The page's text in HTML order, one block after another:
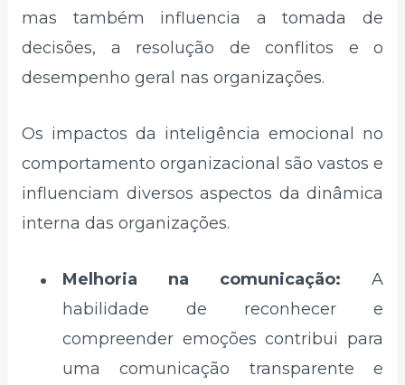
mas também influencia a tomada de
decisões, a resolução de conflitos e o
desempenho geral nas organizações.
Os impactos da inteligência emocional no
comportamento organizacional são vastos e
influenciam diversos aspectos da dinâmica
interna das organizações.
Melhoria na comunicação: A
habilidade de reconhecer e
compreender emoções contribui para
uma comunicação transparente e